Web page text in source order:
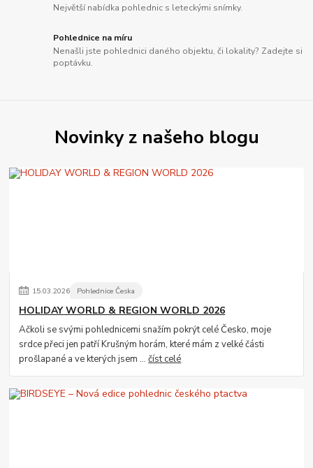
Největší nabídka pohlednic s leteckými snímky.
Pohlednice na míru
Nenašli jste pohlednici daného objektu, či lokality? Zadejte si
poptávku.
Novinky z našeho blogu
15.03.2026 Pohlednice Česka
HOLIDAY WORLD & REGION WORLD 2026
Ačkoli se svými pohlednicemi snažím pokrýt celé Česko, moje
srdce přeci jen patří Krušným horám, které mám z velké části
prošlapané a ve kterých jsem ...číst celé